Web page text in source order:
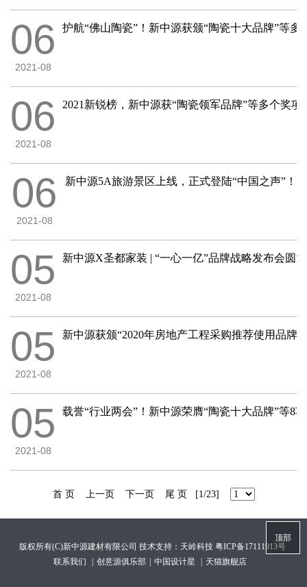
06
2021-08
护航“佛山陶瓷”！新中源获颁“陶瓷十大品牌”等多
06
2021-08
2021新锐榜，新中源获“陶瓷领军品牌”等多个奖项
06
2021-08
新中源5A旅游景区上线，正式登陆“中国之声”！
05
2021-08
新中源X圣都家装 | “一心一亿”品牌战略发布会圆
05
2021-08
新中源获颁“2020年房地产工程采购推荐使用品牌”
05
2021-08
载誉“行业两会”！新中源荣膺“陶瓷十大品牌”等8
首 页 上一页 下一页 尾 页 [1/23]
版权所有(C)新中源建材有限公司 技术支持：天岭科技 粤ICP备17111913号
联系我们
创意源俱乐部 中国设计星 天猫旗舰店
顶部